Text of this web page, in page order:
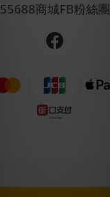
55688商城FB粉絲團